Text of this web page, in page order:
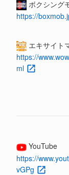
ボクシング
https://
エキサイト
https://
ml
YouTube
https://
vGPg